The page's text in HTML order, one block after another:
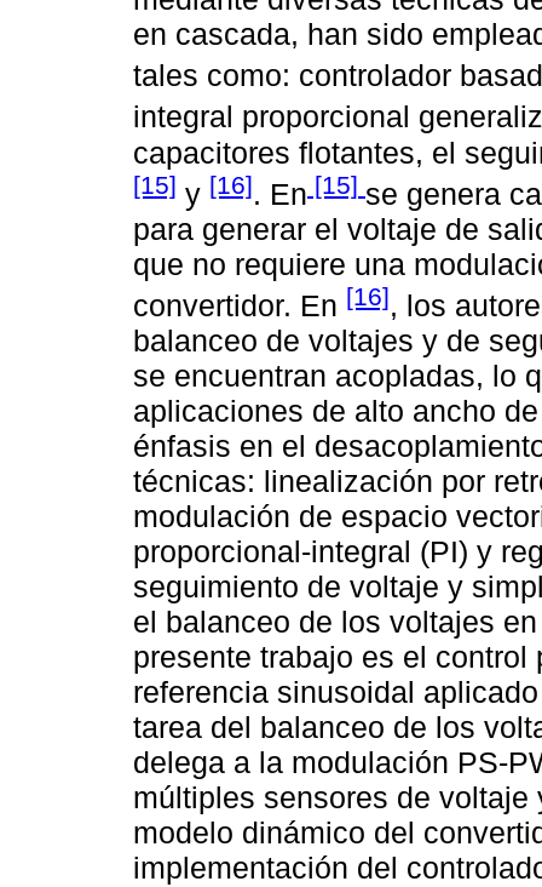
en cascada, han sido
tales como: controlador
integral proporcional
capacitores flotantes, el
[15] y [16]. En [15] se genera
para generar el voltaje de
que no requiere una
convertidor. En [16], los
balanceo de voltajes y de
se encuentran acopladas, lo
aplicaciones de alto ancho
énfasis en el
técnicas: linealización por
modulación de espacio
proporcional-integral (PI) y
seguimiento de voltaje y
el balanceo de los voltajes
presente trabajo es el
referencia sinusoidal
tarea del balanceo de los
delega a la modulación PS-
múltiples sensores de
modelo dinámico del
implementación del